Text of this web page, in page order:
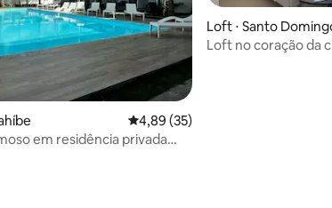
4,89 de uma avaliação média de
4,89 (35)
em residência privada
Loft ⋅ Santo
Loft no coração da cidade